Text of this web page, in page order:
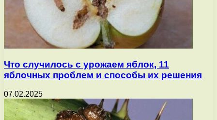
Что случилось с урожаем яблок, 11
яблочных проблем и способы их решения
07.02.2025